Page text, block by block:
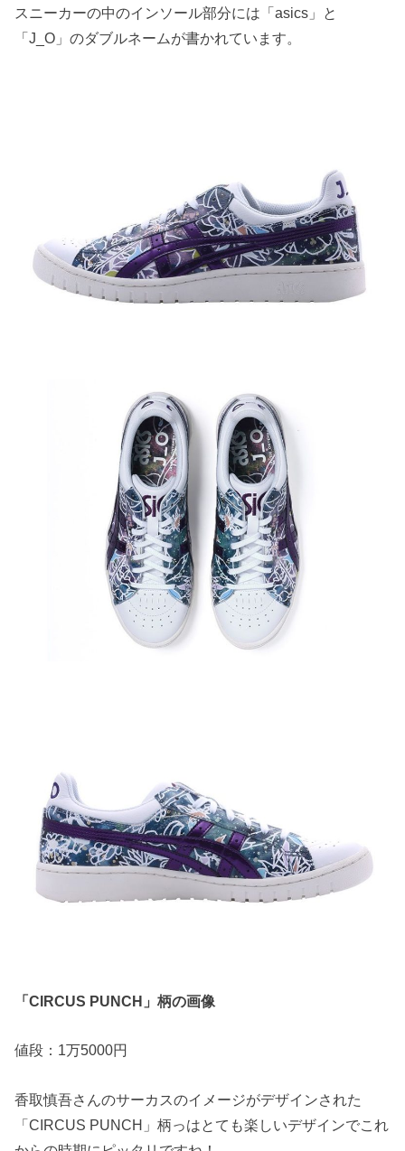
スニーカーの中のインソール部分には「asics」と
「J_O」のダブルネームが書かれています。
「CIRCUS PUNCH」柄の画像
値段：1万5000円
香取慎吾さんのサーカスのイメージがデザインされた
「CIRCUS PUNCH」柄っはとても楽しいデザインでこれ